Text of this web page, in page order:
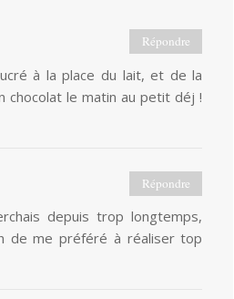
à la place du lait, et de la
chocolat le matin au petit déj !
Répondre
depuis trop longtemps,
de me préféré à réaliser top
Répondre